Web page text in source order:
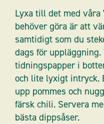
Lyxa till det med våra
behöver göra är att
samtidigt som du
dags för
tidningspapper i
och lite lyxigt intryck.
upp pommes och
färsk chili. Servera
bästa dippsåser.